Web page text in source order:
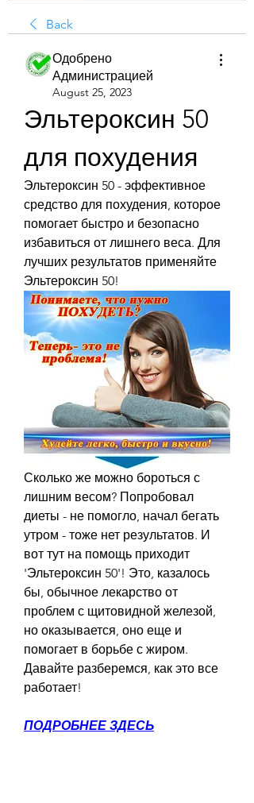
Back
Одобрено
Администрацией
August 25, 2023
Эльтероксин 50
для похудения
Эльтероксин 50 - эффективное
средство для похудения, которое
помогает быстро и безопасно
избавиться от лишнего веса. Для
лучших результатов применяйте
Эльтероксин 50!
Сколько же можно бороться с
лишним весом? Попробовал
диеты - не помогло, начал бегать
утром - тоже нет результатов. И
вот тут на помощь приходит
'Эльтероксин 50'! Это, казалось
бы, обычное лекарство от
проблем с щитовидной железой,
но оказывается, оно еще и
помогает в борьбе с жиром.
Давайте разберемся, как это все
работает!
ПОДРОБНЕЕ ЗДЕСЬ